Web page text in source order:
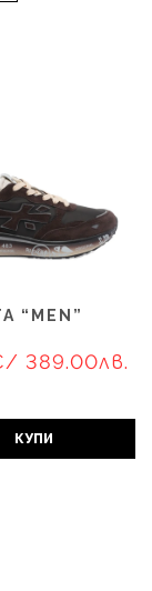
“MEN”
/ 389.00лв.
КУПИ